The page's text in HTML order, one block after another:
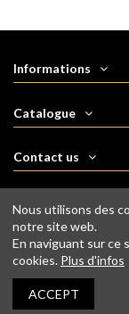
Informations
Catalogue
Contact us
Newsletter
Nous utilisons des
notre site web.
En naviguant sur ce
cookies. Plus d'infos
ACCEPT